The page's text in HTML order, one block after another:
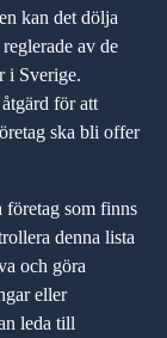
kan det dölja
av de
i Sverige.
för att
ska bli offer
som finns
denna lista
och göra
eller
leda till